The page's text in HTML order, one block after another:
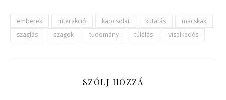
emberek interakció kapcsolat kutatás
macskák
szaglás
szagok tudomány túlélés viselkedés
SZÓLJ HOZZÁ